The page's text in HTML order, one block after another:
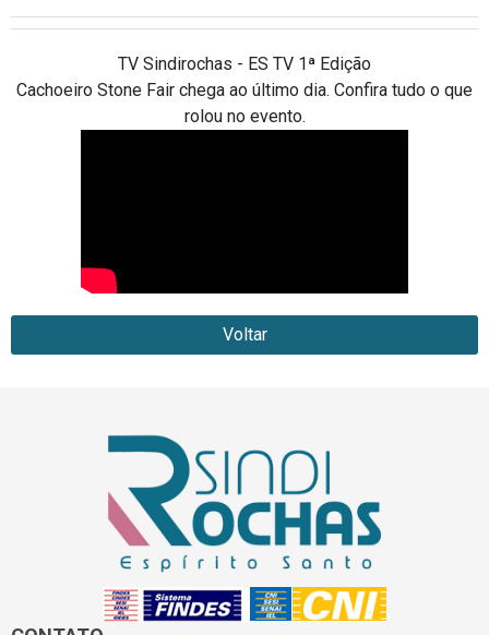
TV Sindirochas - ES TV 1ª Edição
Cachoeiro Stone Fair chega ao último dia. Confira tudo o que
rolou no evento.
Voltar